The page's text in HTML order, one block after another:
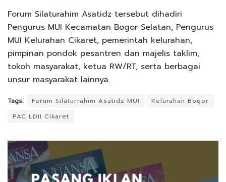
Forum Silaturahim Asatidz tersebut dihadiri
Pengurus MUI Kecamatan Bogor Selatan, Pengurus
MUI Kelurahan Cikaret, pemerintah kelurahan,
pimpinan pondok pesantren dan majelis taklim,
tokoh masyarakat, ketua RW/RT, serta berbagai
unsur masyarakat lainnya.
Tags: Forum Silaturrahim Asatidz MUI
Kelurahan Bogor
PAC LDII Cikaret